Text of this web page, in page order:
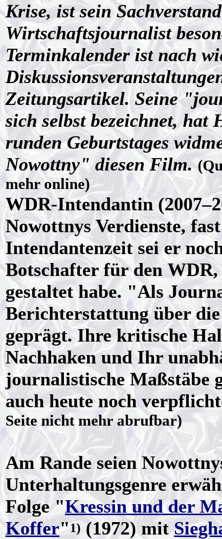
Krise, ist sein
Wirtschaftsjournalist
Terminkalender ist nach
Zeitungsartikel. Seine
sich selbst bezeichnet,
runden Geburtstages
Nowottny" diesen Film.
mehr online)
WDR-Intendantin
Nowottnys Verdienste,
Intendantenzeit sei er
Botschafter für den
gestaltet habe. "Als
Berichterstattung über
geprägt. Ihre kritische
Nachhaken und Ihr
journalistische Maßstäbe
auch heute noch
Seite nicht mehr abrufbar)
Am Rande seien
Unterhaltungsgenre
Folge "Kressin und der
Koffer"1) (1972) mit